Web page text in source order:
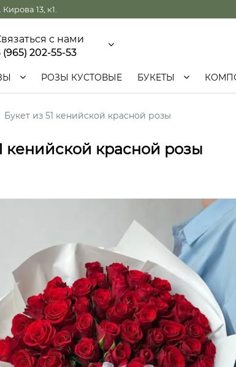
13, к1.
с нами
(965) 202-55-53
РОЗЫ КУСТОВЫЕ БУКЕТЫ
Букет из 51 кенийской красной розы
кенийской красной розы